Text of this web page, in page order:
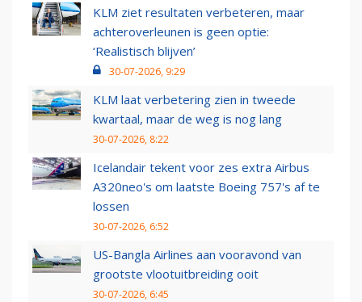
KLM ziet resultaten verbeteren, maar
achteroverleunen is geen optie:
‘Realistisch blijven’
30-07-2026, 9:29
KLM laat verbetering zien in tweede
kwartaal, maar de weg is nog lang
30-07-2026, 8:22
Icelandair tekent voor zes extra Airbus
A320neo's om laatste Boeing 757's af te
lossen
30-07-2026, 6:52
US-Bangla Airlines aan vooravond van
grootste vlootuitbreiding ooit
30-07-2026, 6:45